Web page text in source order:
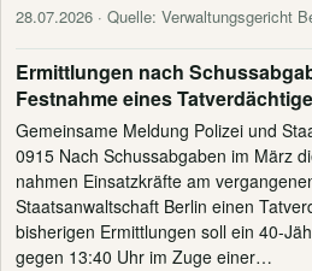
28.07.2026 · Quelle: Verwaltungsgericht
Ermittlungen nach
Festnahme eines
Gemeinsame Meldung Polizei und
0915 Nach Schussabgaben im März
nahmen Einsatzkräfte am
Staatsanwaltschaft Berlin einen
bisherigen Ermittlungen soll ein 40-
gegen 13:40 Uhr im Zuge einer…